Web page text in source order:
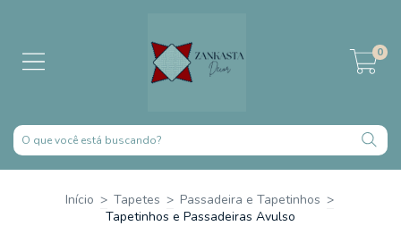
0
Início > Tapetes > Passadeira e Tapetinhos >
Tapetinhos e Passadeiras Avulso